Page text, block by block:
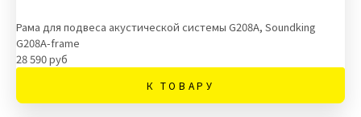
Рама для подвеса акустической системы G208A, Soundking
G208A-frame
28 590 руб
К ТОВАРУ